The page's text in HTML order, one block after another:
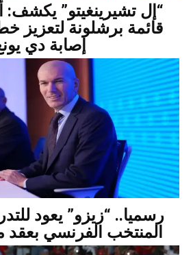
“إل تشيرينغيتو” يكشف:
قائمة برشلونة لتعزيز
إصابة دي
رسميا.. “زيزو” يعود
المنتخب الفرنسي بعقد